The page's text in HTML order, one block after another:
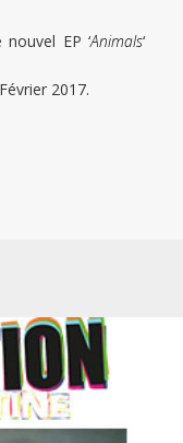
EP ‘Animals‘
2017.